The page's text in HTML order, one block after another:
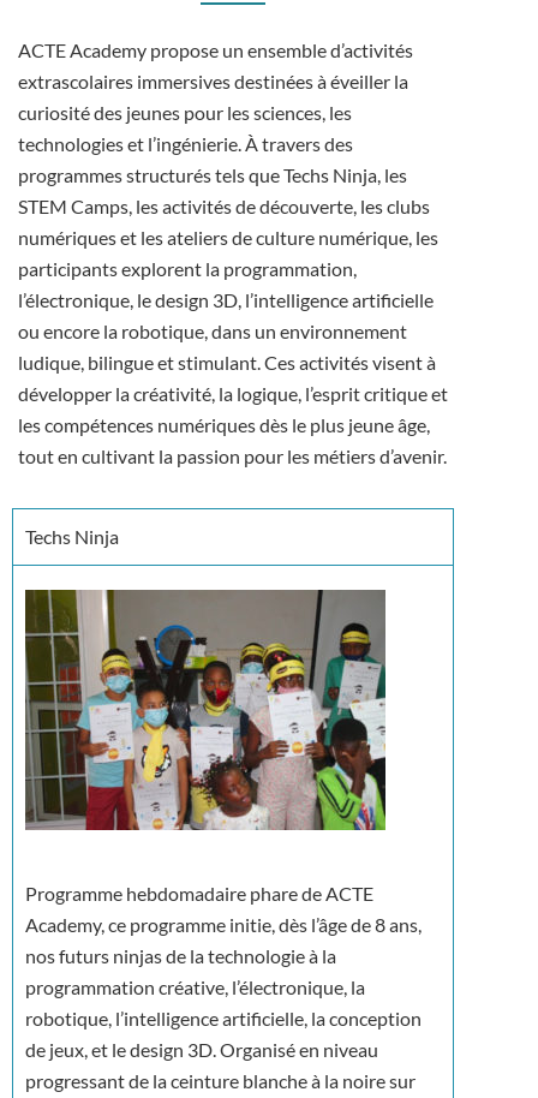
ACTE Academy propose un ensemble d’activités
extrascolaires immersives destinées à éveiller la
curiosité des jeunes pour les sciences, les
technologies et l’ingénierie. À travers des
programmes structurés tels que Techs Ninja, les
STEM Camps, les activités de découverte, les clubs
numériques et les ateliers de culture numérique, les
participants explorent la programmation,
l’électronique, le design 3D, l’intelligence artificielle
ou encore la robotique, dans un environnement
ludique, bilingue et stimulant. Ces activités visent à
développer la créativité, la logique, l’esprit critique et
les compétences numériques dès le plus jeune âge,
tout en cultivant la passion pour les métiers d’avenir.
Techs Ninja
Programme hebdomadaire phare de ACTE
Academy, ce programme initie, dès l’âge de 8 ans,
nos futurs ninjas de la technologie à la
programmation créative, l’électronique, la
robotique, l’intelligence artificielle, la conception
de jeux, et le design 3D. Organisé en niveau
progressant de la ceinture blanche à la noire sur